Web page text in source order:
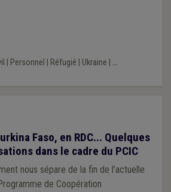
Personnel Réfugié Ukraine ...
Faso, en RDC... Quelques
dans le cadre du PCIC
nous sépare de la fin de l’actuelle
de Coopération